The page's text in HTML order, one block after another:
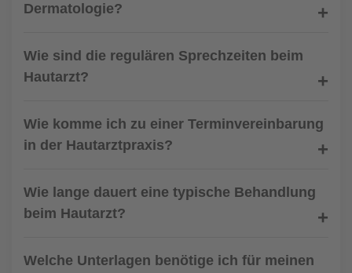
Dermatologie?
Wie sind die regulären Sprechzeiten beim
Hautarzt?
Wie komme ich zu einer Terminvereinbarung
in der Hautarztpraxis?
Wie lange dauert eine typische Behandlung
beim Hautarzt?
Welche Unterlagen benötige ich für meinen